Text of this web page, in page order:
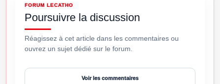
FORUM LECATHO
Poursuivre la discussion
Réagissez à cet article dans les commentaires ou
ouvrez un sujet dédié sur le forum.
Voir les commentaires